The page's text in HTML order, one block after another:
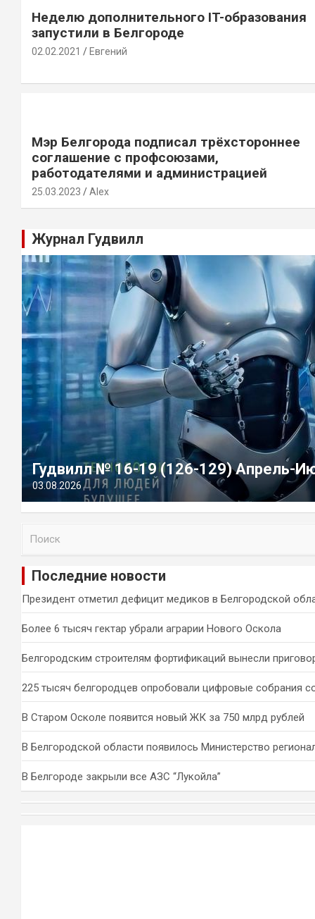
Неделю дополнительного IT-образования
запустили в Белгороде
02.02.2021 Евгений
Мэр Белгорода подписал трёхстороннее
соглашение с профсоюзами,
работодателями и администрацией
25.03.2023 Alex
Журнал Гудвилл
Гудвилл № 16-19 (126-129) Апрель-
03.08.2026
и
Последние новости
Президент отметил дефицит медиков в Белгородской
Более 6 тысяч гектар убрали аграрии Нового Оскола
Белгородским строителям фортификаций вынесли
225 тысяч белгородцев опробовали цифровые собрания
В Старом Осколе появится новый ЖК за 750 млрд рублей
В Белгородской области появилось Министерство
В Белгороде закрыли все АЗС “Лукойла”